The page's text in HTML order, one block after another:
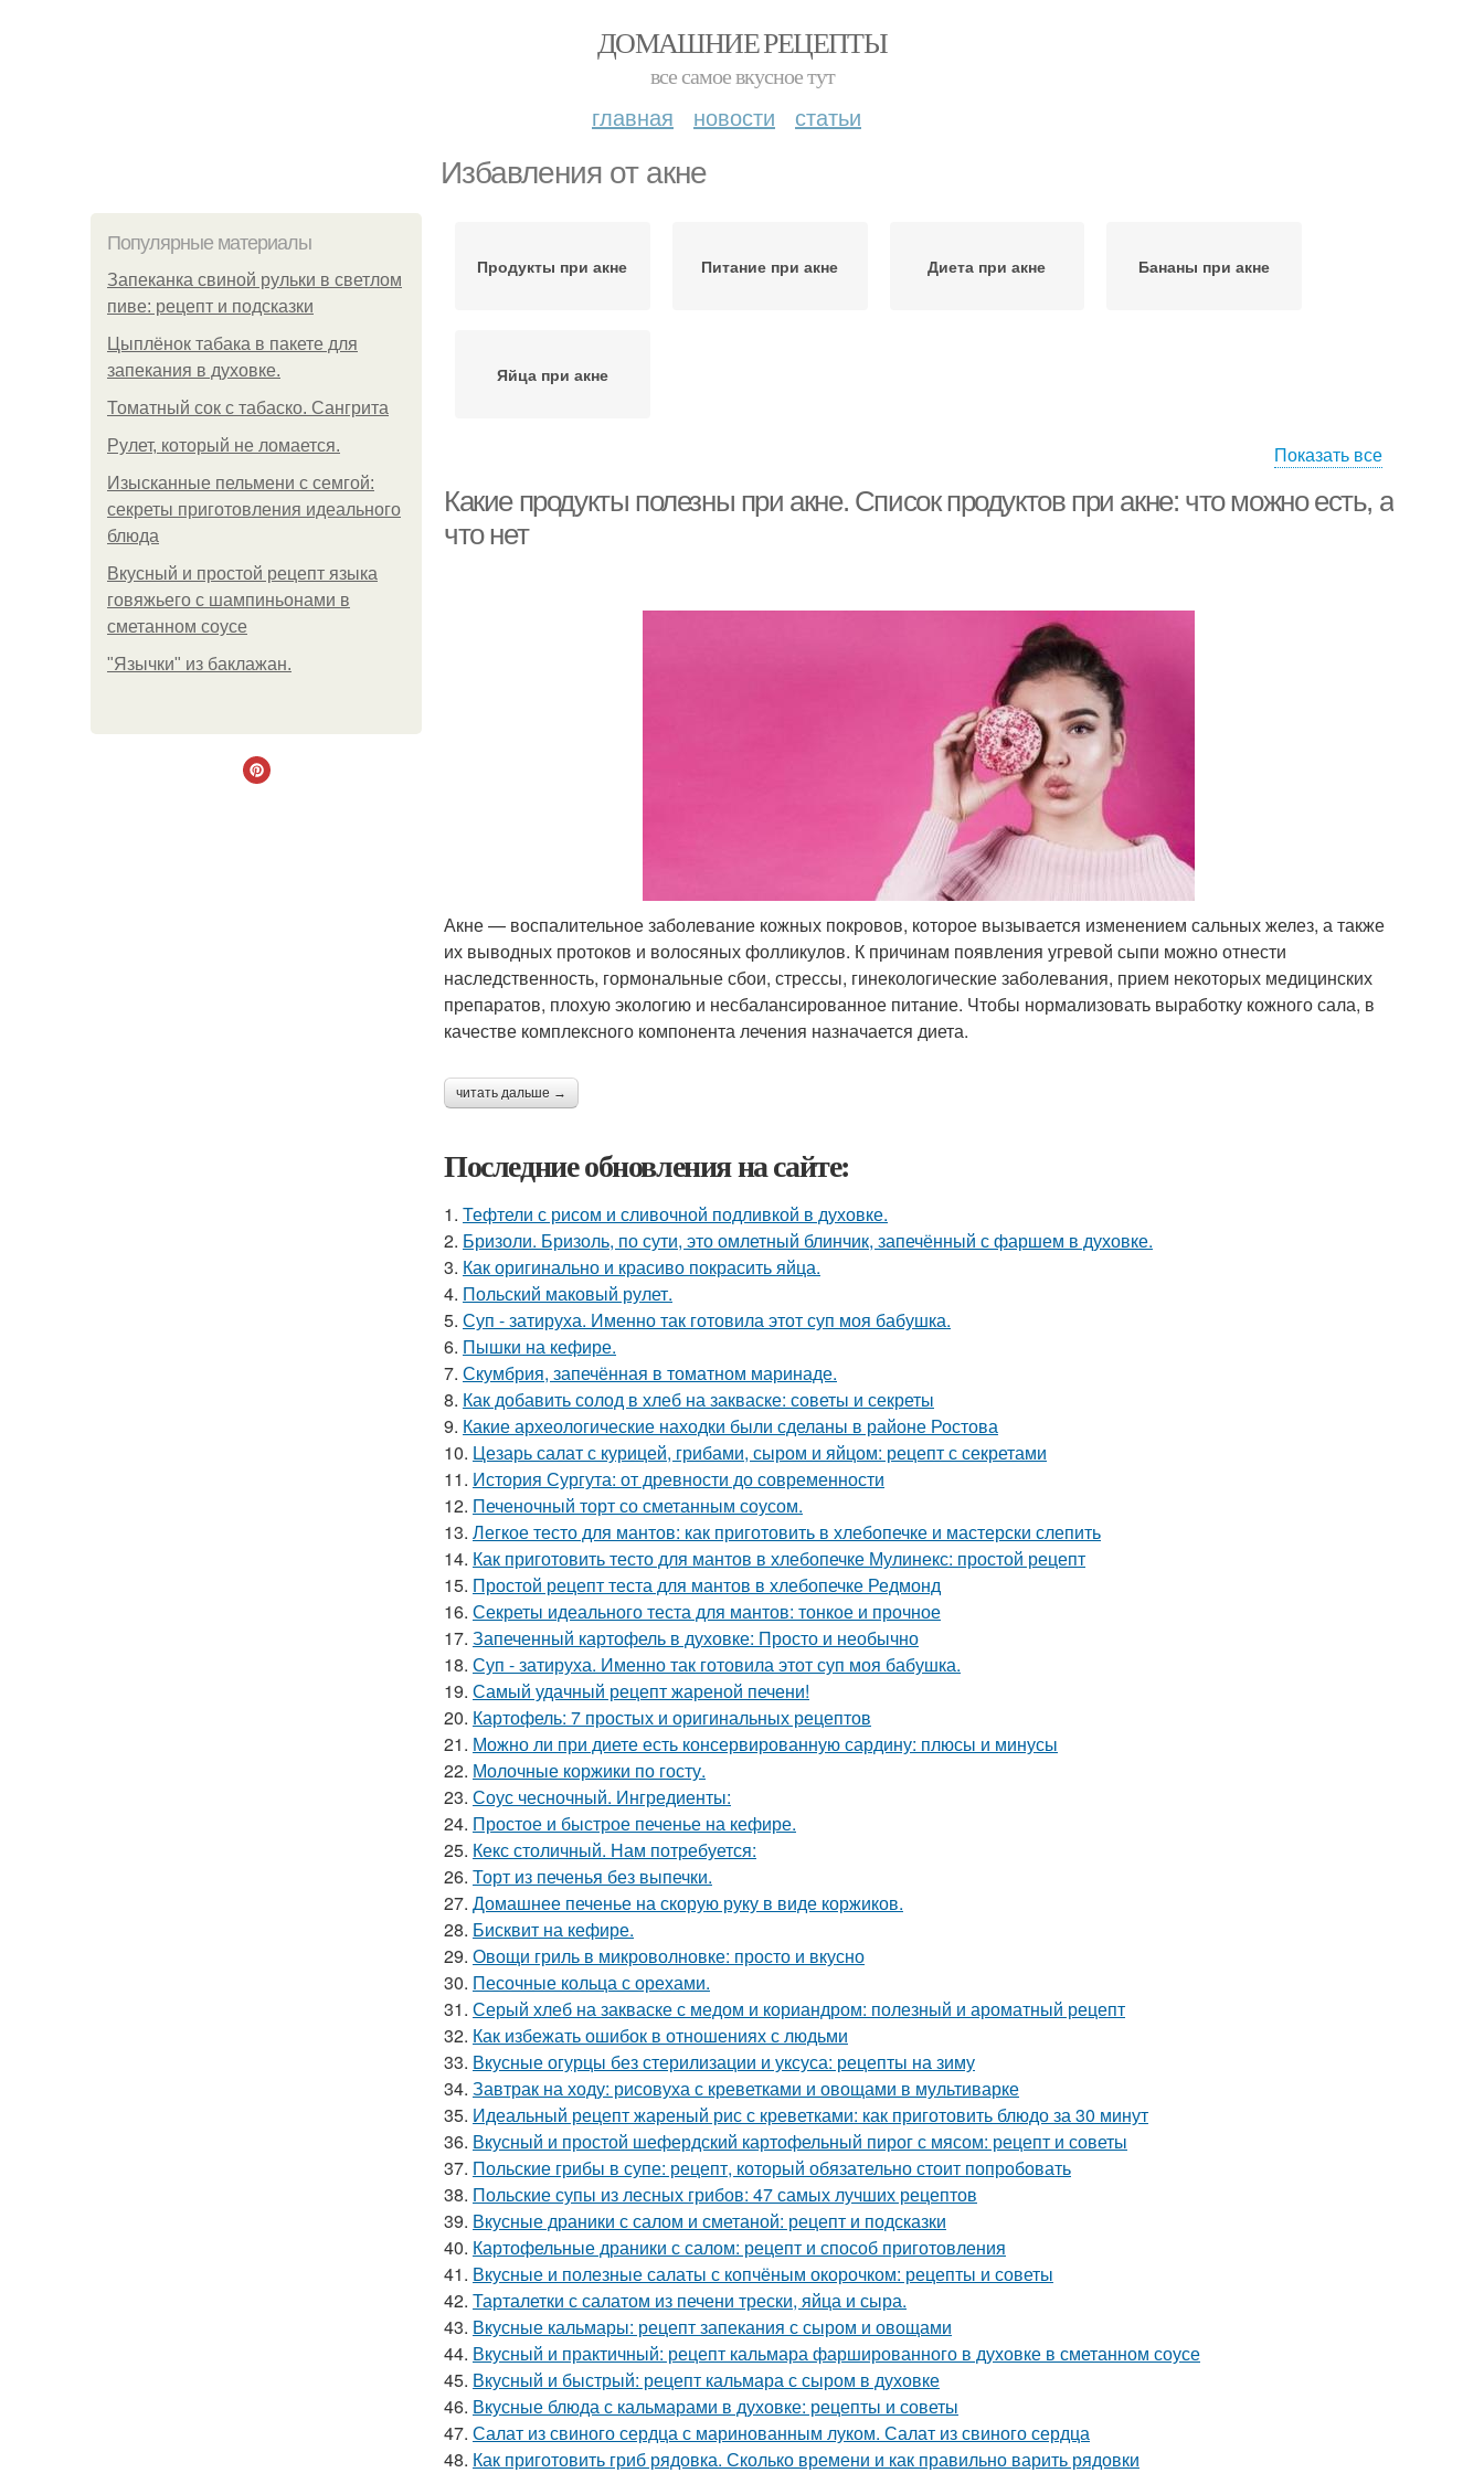
ДОМАШНИЕ РЕЦЕПТЫ
все самое вкусное тут
главная новости статьи
Избавления от акне
Популярные материалы
Запеканка свиной рульки в светлом
пиве: рецепт и подсказки
Цыплёнок табака в пакете для
запекания в духовке.
Томатный сок с табаско. Сангрита
Рулет, который не ломается.
Изысканные пельмени с семгой:
секреты приготовления идеального
блюда
Вкусный и простой рецепт языка
говяжьего с шампиньонами в
сметанном соусе
"Язычки" из баклажан.
Продукты при акне Питание при акне Диета при акне Бананы при акне
Яйца при акне
Показать все
Какие продукты полезны при акне. Список продуктов при акне: что можно есть, а
что нет
Акне — воспалительное заболевание кожных покровов, которое вызывается изменением сальных желез, а также
их выводных протоков и волосяных фолликулов. К причинам появления угревой сыпи можно отнести
наследственность, гормональные сбои, стрессы, гинекологические заболевания, прием некоторых медицинских
препаратов, плохую экологию и несбалансированное питание. Чтобы нормализовать выработку кожного сала, в
качестве комплексного компонента лечения назначается диета.
читать дальше →
Последние обновления на сайте:
1. Тефтели с рисом и сливочной подливкой в духовке.
2. Бризоли. Бризоль, по сути, это омлетный блинчик, запечённый с фаршем в духовке.
3. Как оригинально и красиво покрасить яйца.
4. Польский маковый рулет.
5. Суп - затируха. Именно так готовила этот суп моя бабушка.
6. Пышки на кефире.
7. Скумбрия, запечённая в томатном маринаде.
8. Как добавить солод в хлеб на закваске: советы и секреты
9. Какие археологические находки были сделаны в районе Ростова
10. Цезарь салат с курицей, грибами, сыром и яйцом: рецепт с секретами
11. История Сургута: от древности до современности
12. Печеночный торт со сметанным соусом.
13. Легкое тесто для мантов: как приготовить в хлебопечке и мастерски слепить
14. Как приготовить тесто для мантов в хлебопечке Мулинекс: простой рецепт
15. Простой рецепт теста для мантов в хлебопечке Редмонд
16. Секреты идеального теста для мантов: тонкое и прочное
17. Запеченный картофель в духовке: Просто и необычно
18. Суп - затируха. Именно так готовила этот суп моя бабушка.
19. Самый удачный рецепт жареной печени!
20. Картофель: 7 простых и оригинальных рецептов
21. Можно ли при диете есть консервированную сардину: плюсы и минусы
22. Молочные коржики по госту.
23. Соус чесночный. Ингредиенты:
24. Простое и быстрое печенье на кефире.
25. Кекс столичный. Нам потребуется:
26. Торт из печенья без выпечки.
27. Домашнее печенье на скорую руку в виде коржиков.
28. Бисквит на кефире.
29. Овощи гриль в микроволновке: просто и вкусно
30. Песочные кольца с орехами.
31. Серый хлеб на закваске с медом и кориандром: полезный и ароматный рецепт
32. Как избежать ошибок в отношениях с людьми
33. Вкусные огурцы без стерилизации и уксуса: рецепты на зиму
34. Завтрак на ходу: рисовуха с креветками и овощами в мультиварке
35. Идеальный рецепт жареный рис с креветками: как приготовить блюдо за 30 минут
36. Вкусный и простой шефердский картофельный пирог с мясом: рецепт и советы
37. Польские грибы в супе: рецепт, который обязательно стоит попробовать
38. Польские супы из лесных грибов: 47 самых лучших рецептов
39. Вкусные драники с салом и сметаной: рецепт и подсказки
40. Картофельные драники с салом: рецепт и способ приготовления
41. Вкусные и полезные салаты с копчёным окорочком: рецепты и советы
42. Тарталетки с салатом из печени трески, яйца и сыра.
43. Вкусные кальмары: рецепт запекания с сыром и овощами
44. Вкусный и практичный: рецепт кальмара фаршированного в духовке в сметанном соусе
45. Вкусный и быстрый: рецепт кальмара с сыром в духовке
46. Вкусные блюда с кальмарами в духовке: рецепты и советы
47. Салат из свиного сердца с маринованным луком. Салат из свиного сердца
48. Как приготовить гриб рядовка. Сколько времени и как правильно варить рядовки